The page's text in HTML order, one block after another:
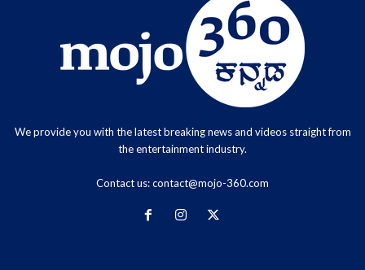
We provide you with the latest breaking news and videos straight from
the entertainment industry.
Contact us:contact@mojo-360.com